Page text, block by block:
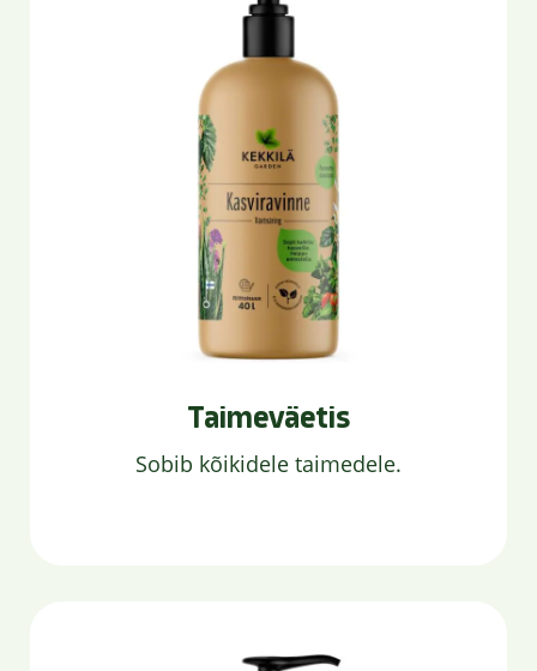
Taimeväetis
Sobib kõikidele taimedele.